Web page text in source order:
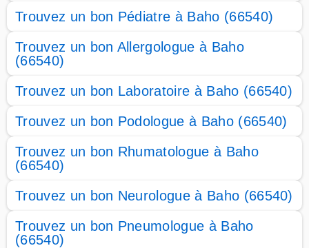
Trouvez un bon Pédiatre à Baho (66540)
Trouvez un bon Allergologue à Baho
(66540)
Trouvez un bon Laboratoire à Baho (66540)
Trouvez un bon Podologue à Baho (66540)
Trouvez un bon Rhumatologue à Baho
(66540)
Trouvez un bon Neurologue à Baho (66540)
Trouvez un bon Pneumologue à Baho
(66540)